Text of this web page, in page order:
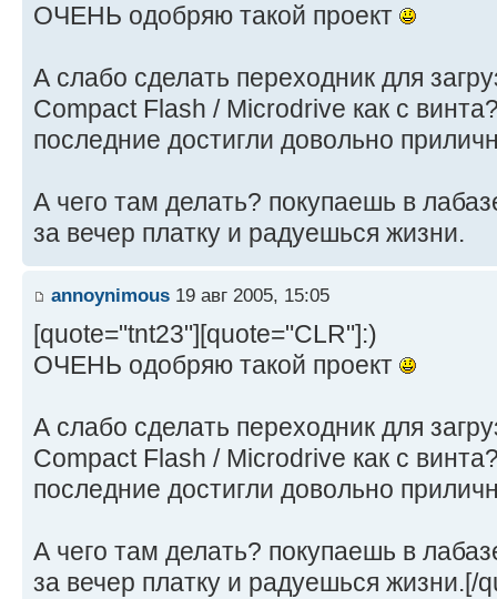
ОЧЕНЬ одобряю такой проект
А слабо сделать переходник для
Compact Flash / Microdrive как с
последние достигли довольно
А чего там делать? покупаешь в
за вечер платку и радуешься жизни.
annoynimous 19 авг 2005, 15:05
[quote="tnt23"][quote="CLR"]:)
ОЧЕНЬ одобряю такой проект
А слабо сделать переходник для
Compact Flash / Microdrive как с
последние достигли довольно
А чего там делать? покупаешь в
за вечер платку и радуешься жизни.[/